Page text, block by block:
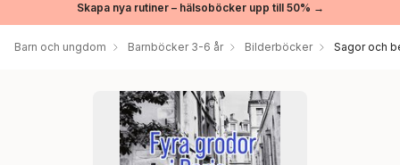
Skapa nya rutiner – hälsoböcker upp till 50% →
Barn och ungdom Barnböcker 3-6 år Bilderböcker Sagor och